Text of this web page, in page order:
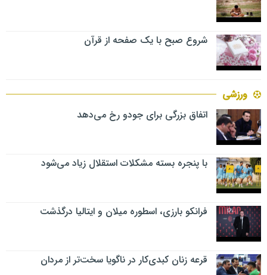
شروع صبح با یک صفحه از قرآن
ورزشی
اتفاق بزرگی برای جودو رخ می‌دهد
با پنجره بسته مشکلات استقلال زیاد می‌شود
فرانکو بارزی، اسطوره میلان و ایتالیا درگذشت
قرعه زنان کبدی‌کار در ناگویا سخت‌تر از مردان